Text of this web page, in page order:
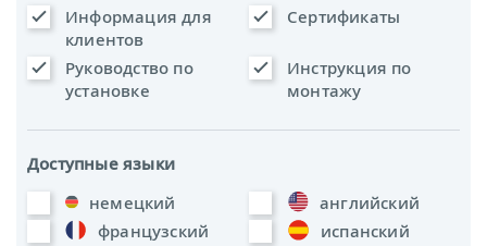
Информация для
клиентов
Сертификаты
Руководство по
установке
Инструкция по
монтажу
Доступные языки
немецкий
английский
французский
испанский